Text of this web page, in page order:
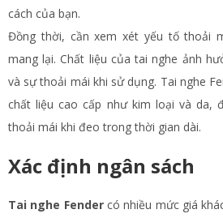
cách của bạn.
Đồng thời, cần xem xét yếu tố thoải
mang lại. Chất liệu của tai nghe ảnh
và sự thoải mái khi sử dụng. Tai nghe
chất liệu cao cấp như kim loại và da,
thoải mái khi đeo trong thời gian dài.
Xác định ngân sách
Tai nghe Fender có nhiều mức giá